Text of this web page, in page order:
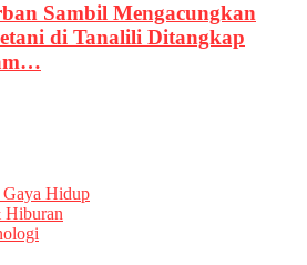
Sambil Mengacungkan
di Tanalili Ditangkap
Hidup
Hiburan